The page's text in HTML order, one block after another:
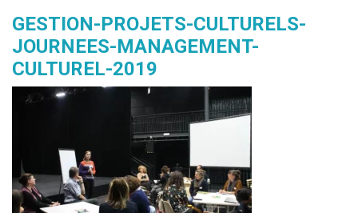
GESTION-PROJETS-CULTURELS-
JOURNEES-MANAGEMENT-
CULTUREL-2019